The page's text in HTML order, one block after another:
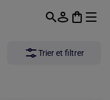
Trier et filtrer